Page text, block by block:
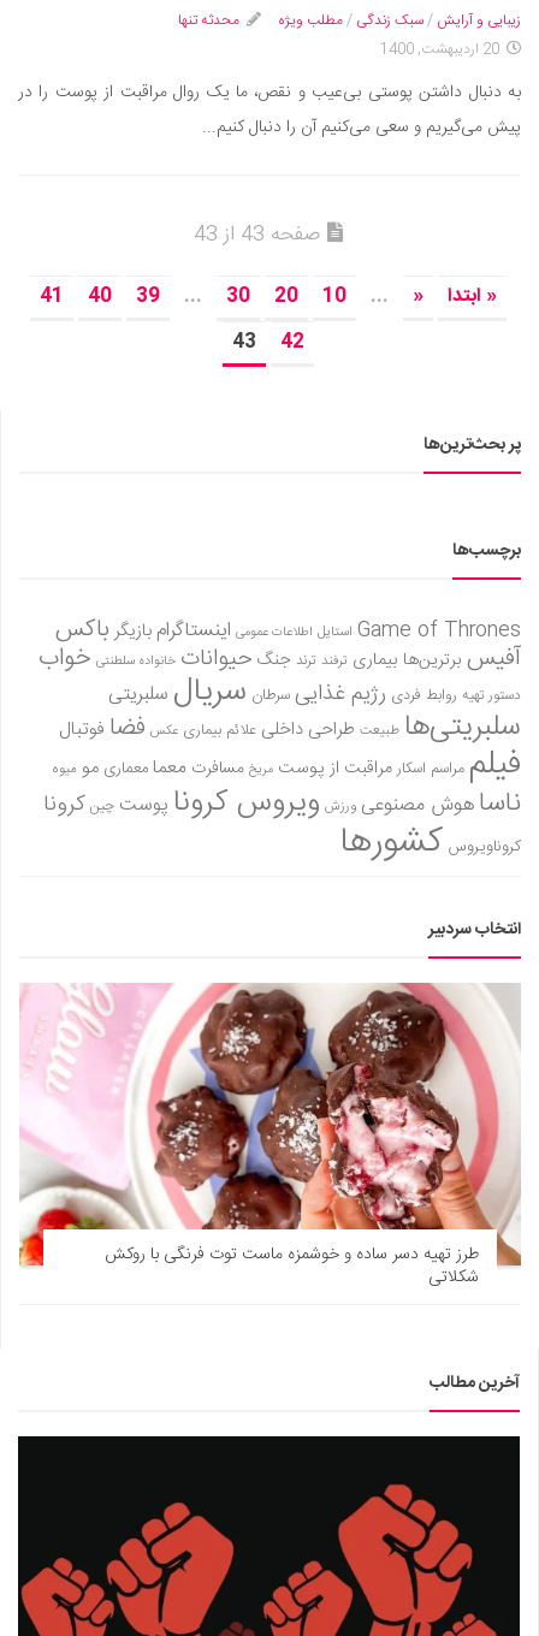
سینما و تئاتر
تلویزیون
موسیقی
چهره‌ها
کتاب و کتاب‌خوانی
معماری
زمین و محیط زیست
سرگرمی
بازی
طنز
فال
مسابقه
اخبار
زیبایی و آرایش /سبک زندگی /مطلب ویژه
محدثه تنها
20 اردیبهشت, 1400
به دنبال داشتن پوستی بی‌عیب و نقص، ما یک روال مراقبت از پوست را در
پیش می‌گیریم و سعی می‌کنیم آن را دنبال کنیم...
صفحه 43 از 43
« ابتدا «
...
10
20
30
...
39
40
41
42
43
پر بحث‌ترین‌ها
برچسب‌ها
Game of Thrones استایل اطلاعات عمومی اینستاگرام بازیگر باکس
آفیس برترین‌ها بیماری ترفند ترند جنگ حیوانات خانواده سلطنتی خواب
دستور تهیه روابط فردی رژیم غذاییسرطان سریال سلبریتی
سلبریتی‌ها طبیعت طراحی داخلی علائم بیماری عکس فضا فوتبال
فیلم مراسم اسکارمراقبت از پوست مریخ مسافرت معمامعماری مو میوه
ناساهوش مصنوعی ورزش ویروس کرونا پوست چین کرونا
کروناویروس کشورها
انتخاب سردبیر
طرز تهیه دسر ساده و خوشمزه ماست توت فرنگی با روکش
شکلاتی
آخرین مطالب